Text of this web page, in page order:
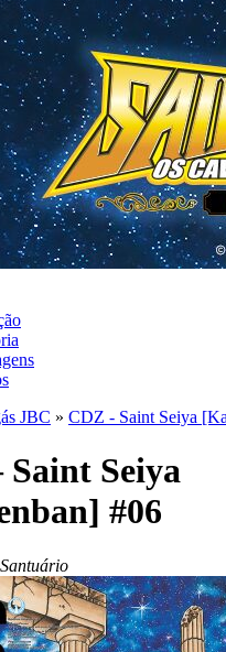
JBC » CDZ - Saint Seiya
Saint Seiya
#06